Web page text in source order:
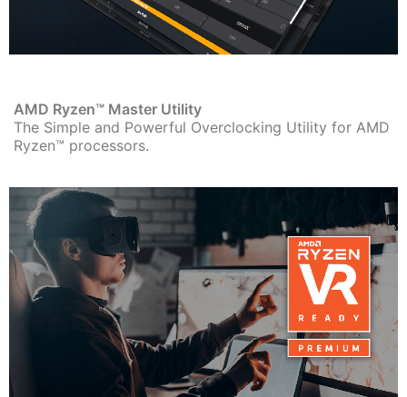
AMD Ryzen™ Master Utility
The Simple and Powerful Overclocking Utility for AMD
Ryzen™ processors.